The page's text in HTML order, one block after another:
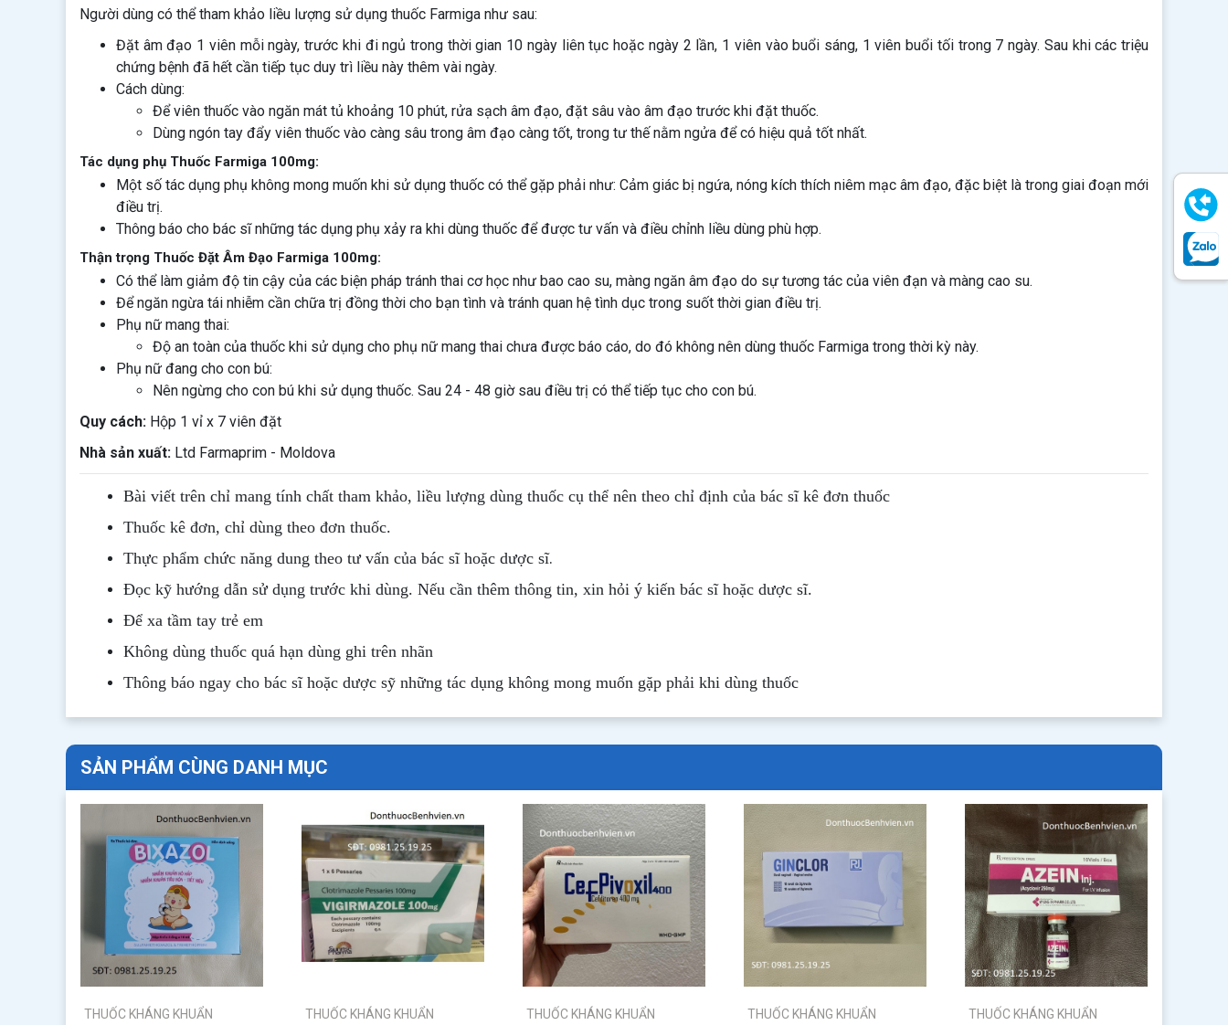
Người dùng có thể tham khảo liều lượng sử dụng thuốc Farmiga như sau:
Đặt âm đạo 1 viên mỗi ngày, trước khi đi ngủ trong thời gian 10 ngày liên tục hoặc ngày 2 lần, 1 viên vào buổi sáng, 1 viên buổi tối trong 7 ngày. Sau khi các triệu
chứng bệnh đã hết cần tiếp tục duy trì liều này thêm vài ngày.
Cách dùng:
Để viên thuốc vào ngăn mát tủ khoảng 10 phút, rửa sạch âm đạo, đặt sâu vào âm đạo trước khi đặt thuốc.
Dùng ngón tay đẩy viên thuốc vào càng sâu trong âm đạo càng tốt, trong tư thế nằm ngửa để có hiệu quả tốt nhất.
Tác dụng phụ Thuốc Farmiga 100mg:
Một số tác dụng phụ không mong muốn khi sử dụng thuốc có thể gặp phải như: Cảm giác bị ngứa, nóng kích thích niêm mạc âm đạo, đặc biệt là trong giai đoạn mới
điều trị.
Thông báo cho bác sĩ những tác dụng phụ xảy ra khi dùng thuốc để được tư vấn và điều chỉnh liều dùng phù hợp.
Thận trọng Thuốc Đặt Âm Đạo Farmiga 100mg:
Có thể làm giảm độ tin cậy của các biện pháp tránh thai cơ học như bao cao su, màng ngăn âm đạo do sự tương tác của viên đạn và màng cao su.
Để ngăn ngừa tái nhiễm cần chữa trị đồng thời cho bạn tình và tránh quan hệ tình dục trong suốt thời gian điều trị.
Phụ nữ mang thai:
Độ an toàn của thuốc khi sử dụng cho phụ nữ mang thai chưa được báo cáo, do đó không nên dùng thuốc Farmiga trong thời kỳ này.
Phụ nữ đang cho con bú:
Nên ngừng cho con bú khi sử dụng thuốc. Sau 24 - 48 giờ sau điều trị có thể tiếp tục cho con bú.
Quy cách: Hộp 1 vỉ x 7 viên đặt
Nhà sản xuất: Ltd Farmaprim - Moldova
Bài viết trên chỉ mang tính chất tham khảo, liều lượng dùng thuốc cụ thể nên theo chỉ định của bác sĩ kê đơn thuốc
Thuốc kê đơn, chỉ dùng theo đơn thuốc.
Thực phẩm chức năng dung theo tư vấn của bác sĩ hoặc dược sĩ.
Đọc kỹ hướng dẫn sử dụng trước khi dùng. Nếu cần thêm thông tin, xin hỏi ý kiến bác sĩ hoặc dược sĩ.
Để xa tầm tay trẻ em
Không dùng thuốc quá hạn dùng ghi trên nhãn
Thông báo ngay cho bác sĩ hoặc dược sỹ những tác dụng không mong muốn gặp phải khi dùng thuốc
SẢN PHẨM CÙNG DANH MỤC
THUỐC KHÁNG KHUẨN THUỐC KHÁNG KHUẨN THUỐC KHÁNG KHUẨN THUỐC KHÁNG KHUẨN THUỐC KHÁNG KHUẨN